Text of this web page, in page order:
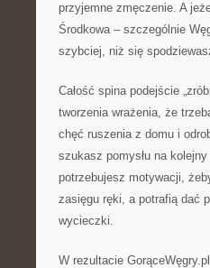
przyjemne zmęczenie. A
Środkowa – szczególnie
szybciej, niż się
Całość spina podejście
tworzenia wrażenia, że
chęć ruszenia z domu i
szukasz pomysłu na
potrzebujesz motywacji,
zasięgu ręki, a potrafią dać
wycieczki.
W rezultacie